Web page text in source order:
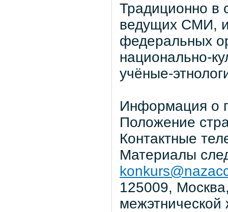
Традиционно в
ведущих СМИ,
федеральных
национально-
учёные-
Информация о
Положение
Контактные
Материалы
125009,